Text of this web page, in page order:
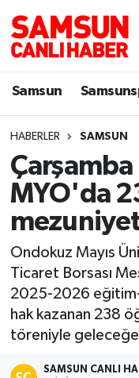
Samsun
HABERLER SAMSUN
Çarşamba
MYO'da
Ondokuz Mayıs
Ticaret Borsası
2025-2026 eğitim-
hak kazanan 238
töreniyle geleceğe
SAMSUN CANLI
Samsun
Sokak
Genel
Dünya
Sağlık
Yemek
Samsun
Samsun Hava
Samsun
Samsun Trafik
Süper Lig
Tüm Manşetler
Son Dakika
Haber Arşivi